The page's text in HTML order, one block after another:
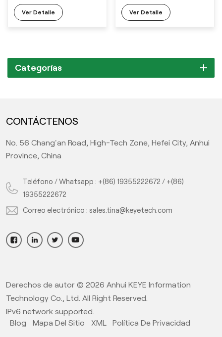
viales farmacéuticos
Ver Detalle Ver Detalle
Categorías
CONTÁCTENOS
No. 56 Chang'an Road, High-Tech Zone, Hefei City, Anhui
Province, China
Teléfono / Whatsapp : +(86) 19355222672 / +(86)
19355222672
Correo electrónico :sales.tina@keyetech.com
Derechos de autor © 2026 Anhui KEYE Information
Technology Co., Ltd. All Right Reserved.
IPv6 network supported.
Blog
Mapa Del Sitio XML Política De Privacidad